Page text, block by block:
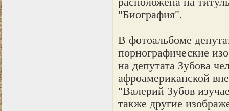
"Биография".
В фотоальбоме
порнографические
на депутата Зубова
афроамериканской
"Валерий Зубов
также другие